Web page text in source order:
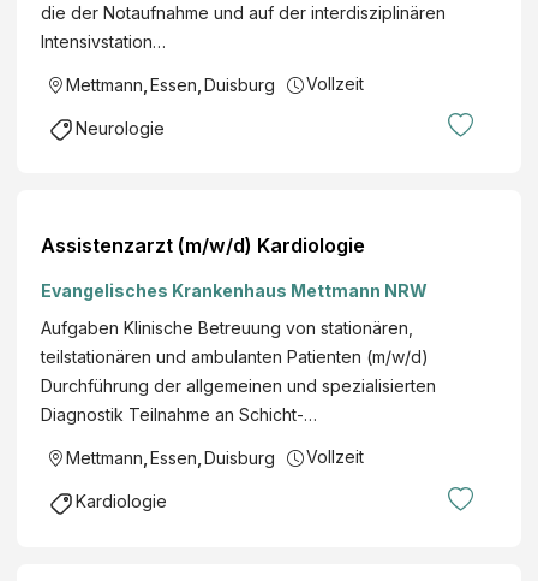
die der Notaufnahme und auf der inter­disziplinären
Intensiv­station…
Mettmann Essen Duisburg Vollzeit
Neurologie
Assistenzarzt (m/w/d) Kardiologie
Evangelisches Krankenhaus Mettmann NRW
Aufgaben Klinische Betreuung von stationären,
teilstationären und ambulanten Patienten (m/w/d)
Durchführung der allgemeinen und spezialisierten
Diagnostik Teilnahme an Schicht-…
Mettmann, Essen, Duisburg Vollzeit
Kardiologie